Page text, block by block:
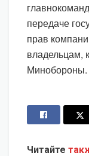
передаче
прав
владельцам,
Минобороны.
Читайте